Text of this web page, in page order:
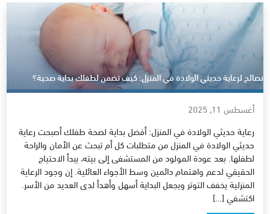
نصائح لرعاية حديثي الولادة في المنزل: كيف تضمن لطفلك بداية صحية؟
أغسطس 11, 2025
رعاية حديثي الولادة في المنزل: أفضل بداية لصحة طفلك أصبحت رعاية
حديثي الولادة في المنزل من متطلبات كل أم تبحث عن الأمان والراحة
لطفلها. بعد عودة المولود من المستشفى إلى بيته، يبدأ الاحتياج
الحقيقي لدعم واهتمام دائمين وسط الأجواء العائلية. إن وجود الرعاية
المنزلية يخفف التوتر ويجعل البداية أسهل وأهدأ لدى العديد من الأسر.
اكتشفي […]